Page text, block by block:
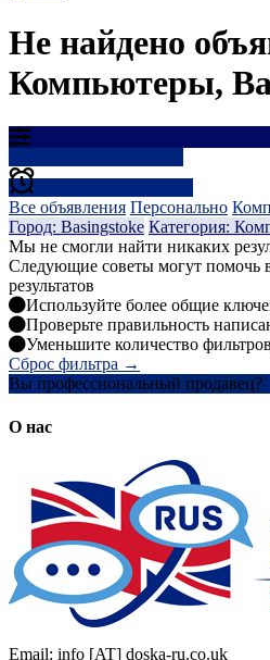
Не найдено
Компьютеры,
Все объявления Персонально
Город: Basingstoke Категория:
Мы не смогли найти никаких
Следующие советы могут помочь
результатов
Используйте более общие
Проверьте правильность
Уменьшите количество
Сброс фильтра →
Вы профессиональный продавец?
О нас
Email: info [AT] doska-ru.co.uk